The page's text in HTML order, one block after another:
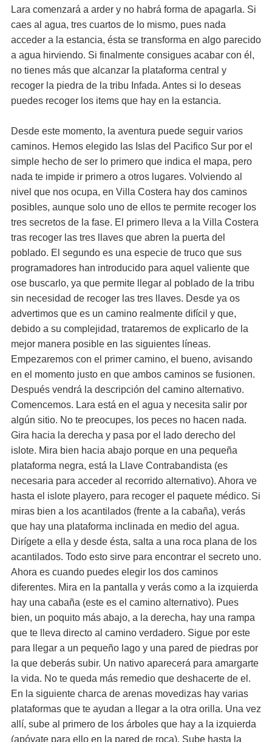
Lara comenzará a arder y no habrá forma de apagarla. Si
caes al agua, tres cuartos de lo mismo, pues nada
acceder a la estancia, ésta se transforma en algo parecido
a agua hirviendo. Si finalmente consigues acabar con él,
no tienes más que alcanzar la plataforma central y
recoger la piedra de la tribu Infada. Antes si lo deseas
puedes recoger los items que hay en la estancia.
Desde este momento, la aventura puede seguir varios
caminos. Hemos elegido las Islas del Pacifico Sur por el
simple hecho de ser lo primero que indica el mapa, pero
nada te impide ir primero a otros lugares. Volviendo al
nivel que nos ocupa, en Villa Costera hay dos caminos
posibles, aunque solo uno de ellos te permite recoger los
tres secretos de la fase. El primero lleva a la Villa Costera
tras recoger las tres llaves que abren la puerta del
poblado. El segundo es una especie de truco que sus
programadores han introducido para aquel valiente que
ose buscarlo, ya que permite llegar al poblado de la tribu
sin necesidad de recoger las tres llaves. Desde ya os
advertimos que es un camino realmente difícil y que,
debido a su complejidad, trataremos de explicarlo de la
mejor manera posible en las siguientes líneas.
Empezaremos con el primer camino, el bueno, avisando
en el momento justo en que ambos caminos se fusionen.
Después vendrá la descripción del camino alternativo.
Comencemos. Lara está en el agua y necesita salir por
algún sitio. No te preocupes, los peces no hacen nada.
Gira hacia la derecha y pasa por el lado derecho del
islote. Mira bien hacia abajo porque en una pequeña
plataforma negra, está la Llave Contrabandista (es
necesaria para acceder al recorrido alternativo). Ahora ve
hasta el islote playero, para recoger el paquete médico. Si
miras bien a los acantilados (frente a la cabaña), verás
que hay una plataforma inclinada en medio del agua.
Dirígete a ella y desde ésta, salta a una roca plana de los
acantilados. Todo esto sirve para encontrar el secreto uno.
Ahora es cuando puedes elegir los dos caminos
diferentes. Mira en la pantalla y verás como a la izquierda
hay una cabaña (este es el camino alternativo). Pues
bien, un poquito más abajo, a la derecha, hay una rampa
que te lleva directo al camino verdadero. Sigue por este
para llegar a un pequeño lago y una pared de piedras por
la que deberás subir. Un nativo aparecerá para amargarte
la vida. No te queda más remedio que deshacerte de el.
En la siguiente charca de arenas movedizas hay varias
plataformas que te ayudan a llegar a la otra orilla. Una vez
allí, sube al primero de los árboles que hay a la izquierda
(apóyate para ello en la pared de roca). Sube hasta la